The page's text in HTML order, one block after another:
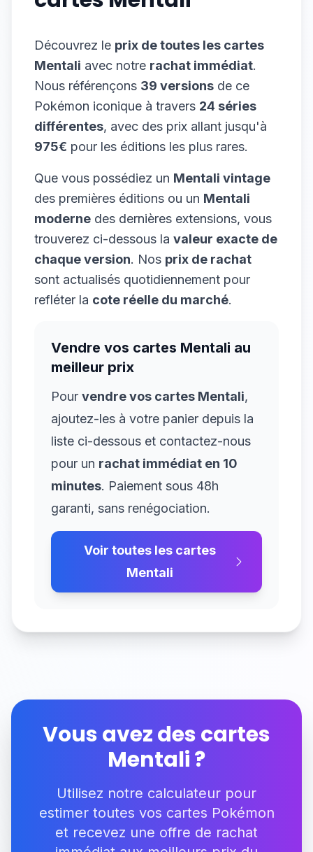
Découvrez le prix de toutes les cartes
Mentali avec notre rachat immédiat.
Nous référençons 39 versions de ce
Pokémon iconique à travers 24 séries
différentes, avec des prix allant jusqu'à
975€ pour les éditions les plus rares.
Que vous possédiez un Mentali vintage
des premières éditions ou un Mentali
moderne des dernières extensions, vous
trouverez ci-dessous la valeur exacte de
chaque version. Nos prix de rachat
sont actualisés quotidiennement pour
refléter la cote réelle du marché.
Vendre vos cartes Mentali au
meilleur prix
Pour vendre vos cartes Mentali,
ajoutez-les à votre panier depuis la
liste ci-dessous et contactez-nous
pour un rachat immédiat en 10
minutes. Paiement sous 48h
garanti, sans renégociation.
Voir toutes les cartes
Mentali
Vous avez des cartes
Mentali?
Utilisez notre calculateur pour
estimer toutes vos cartes Pokémon
et recevez une offre de rachat